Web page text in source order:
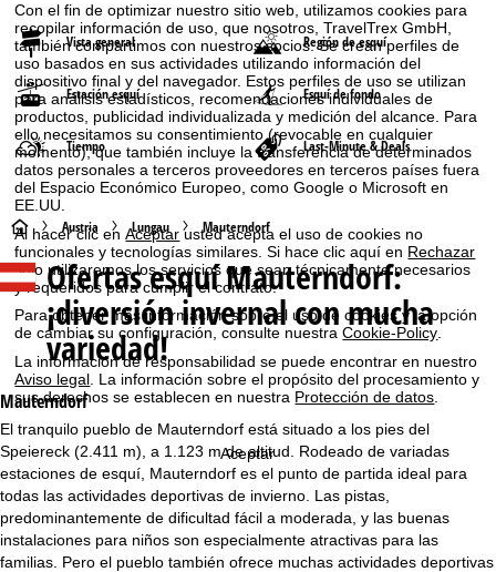
Con el fin de optimizar nuestro sitio web, utilizamos cookies para
recopilar información de uso, que nosotros, TravelTrex GmbH,
también compartimos con nuestros socios. Se crean perfiles de
uso basados en sus actividades utilizando información del
dispositivo final y del navegador. Estos perfiles de uso se utilizan
para análisis estadísticos, recomendaciones individuales de
productos, publicidad individualizada y medición del alcance. Para
ello necesitamos su consentimiento (revocable en cualquier
momento), que también incluye la transferencia de determinados
datos personales a terceros proveedores en terceros países fuera
del Espacio Económico Europeo, como Google o Microsoft en
EE.UU.
Al hacer clic enAceptarusted acepta el uso de cookies no
funcionales y tecnologías similares. Si hace clic aquí en Rechazar
solo utilizaremos los servicios que sean técnicamente necesarios
y requeridos para cumplir el contrato.
Para obtener más información sobre el uso de cookies y la opción
de cambiar su configuración, consulte nuestraCookie-Policy
La información de responsabilidad se puede encontrar en nuestro
Aviso legal . La información sobre el propósito del procesamiento y
sus derechos se establecen en nuestra Protección de datos
Aceptar
Vista general Región de esquí
Estación esquí Esquí de fondo
Tiempo Last-Minute & Deals
P
á
g
i
n
a
p
r
Austria Lungau Mauterndorf
Ofertas esquíMauterndorf:
¡diversión invernal con mucha
variedad!
Mauterndorf
El tranquilo pueblo de Mauterndorf está situado a los pies del
Speiereck (2.411 m), a 1.123 m de altitud. Rodeado de variadas
estaciones de esquí, Mauterndorf es el punto de partida ideal para
todas las actividades deportivas de invierno. Las pistas,
predominantemente de dificultad fácil a moderada, y las buenas
instalaciones para niños son especialmente atractivas para las
familias. Pero el pueblo también ofrece muchas actividades deportivas